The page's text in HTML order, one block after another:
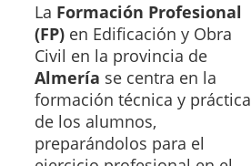
La Formación Profesional
(FP) en Edificación y Obra
Civil en la provincia de
Almería se centra en la
formación técnica y práctica
de los alumnos,
preparándolos para el